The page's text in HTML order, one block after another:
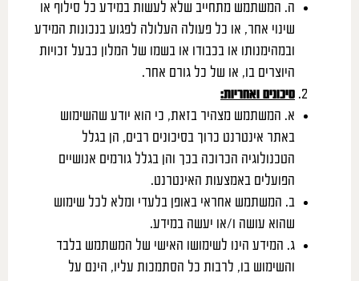
ה. המשתמש מתחייב שלא לעשות במידע כל סילוף או
שינוי אחר, או כל פעולה העלולה לפגוע בנכונות המידע
ובמהימנותו או בכבודו או בשמו של המלון כבעל זכויות
היוצרים בו, או של כל גורם אחר.
סיכונים ואחריות:
א. המשתמש מצהיר בזאת, כי הוא יודע שהשימוש
באתר אינטרנט כרוך בסיכונים רבים, הן בגלל
הטכנולוגיה הכרוכה בכך והן בגלל גורמים אנושיים
הפועלים באמצעות האינטרנט.
ב. המשתמש אחראי באופן בלעדי ומלא לכל שימוש
שהוא עושה ו/או יעשה במידע.
ג. המידע הינו לשימושו האישי של המשתמש בלבד
והשימוש בו, לרבות כל הסתמכות עליו, הינם על